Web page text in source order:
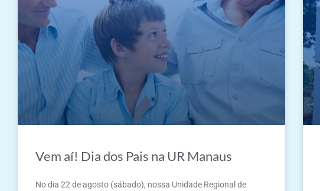
Vem aí! Dia dos Pais na UR Manaus
No dia 22 de agosto (sábado), nossa Unidade Regional de